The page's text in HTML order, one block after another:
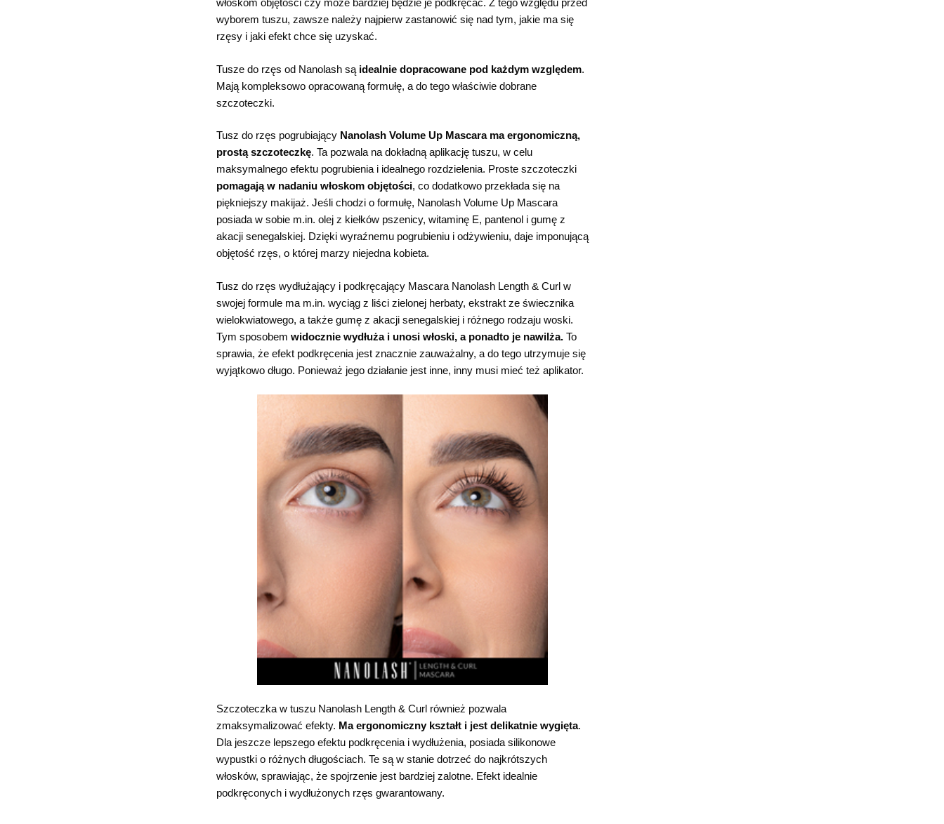
włoskom objętości czy może bardziej będzie je podkręcać. Z tego względu przed
wyborem tuszu, zawsze należy najpierw zastanowić się nad tym, jakie ma się
rzęsy i jaki efekt chce się uzyskać.
Tusze do rzęs od Nanolash są idealnie dopracowane pod każdym względem.
Mają kompleksowo opracowaną formułę, a do tego właściwie dobrane
szczoteczki.
Tusz do rzęs pogrubiający Nanolash Volume Up Mascara ma ergonomiczną,
prostą szczoteczkę. Ta pozwala na dokładną aplikację tuszu, w celu
maksymalnego efektu pogrubienia i idealnego rozdzielenia. Proste szczoteczki
pomagają w nadaniu włoskom objętości, co dodatkowo przekłada się na
piękniejszy makijaż. Jeśli chodzi o formułę, Nanolash Volume Up Mascara
posiada w sobie m.in. olej z kiełków pszenicy, witaminę E, pantenol i gumę z
akacji senegalskiej. Dzięki wyraźnemu pogrubieniu i odżywieniu, daje imponującą
objętość rzęs, o której marzy niejedna kobieta.
Tusz do rzęs wydłużający i podkręcający Mascara Nanolash Length & Curl w
swojej formule ma m.in. wyciąg z liści zielonej herbaty, ekstrakt ze świecznika
wielokwiatowego, a także gumę z akacji senegalskiej i różnego rodzaju woski.
Tym sposobem widocznie wydłuża i unosi włoski, a ponadto je nawilża.To
sprawia, że efekt podkręcenia jest znacznie zauważalny, a do tego utrzymuje się
wyjątkowo długo. Ponieważ jego działanie jest inne, inny musi mieć też aplikator.
Szczoteczka w tuszu Nanolash Length & Curl również pozwala
zmaksymalizować efekty. Ma ergonomiczny kształt i jest delikatnie wygięta.
Dla jeszcze lepszego efektu podkręcenia i wydłużenia, posiada silikonowe
wypustki o różnych długościach. Te są w stanie dotrzeć do najkrótszych
włosków, sprawiając, że spojrzenie jest bardziej zalotne. Efekt idealnie
podkręconych i wydłużonych rzęs gwarantowany.